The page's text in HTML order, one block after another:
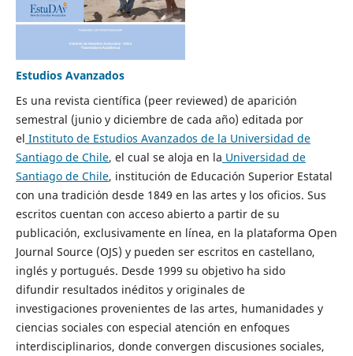
Estudios Avanzados
Es una revista científica (peer reviewed) de aparición
semestral (junio y diciembre de cada año) editada por
el Instituto de Estudios Avanzados de la Universidad de
Santiago de Chile, el cual se aloja en la Universidad de
Santiago de Chile, institución de Educación Superior Estatal
con una tradición desde 1849 en las artes y los oficios. Sus
escritos cuentan con acceso abierto a partir de su
publicación, exclusivamente en línea, en la plataforma Open
Journal Source (OJS) y pueden ser escritos en castellano,
inglés y portugués. Desde 1999 su objetivo ha sido
difundir resultados inéditos y originales de
investigaciones provenientes de las artes, humanidades y
ciencias sociales con especial atención en enfoques
interdisciplinarios, donde convergen discusiones sociales,